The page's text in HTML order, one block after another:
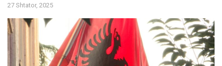
27 Shtator, 2025